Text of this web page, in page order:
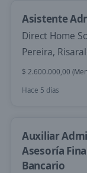
Asistente
Direct Home
Pereira,
$ 2.600.000,00
Hace 5 días
Auxiliar
Asesoría
Bancario